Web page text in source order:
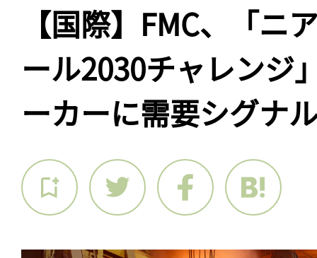
【国際】FMC、「ニ
ール2030チャレンジ
ーカーに需要シグナ